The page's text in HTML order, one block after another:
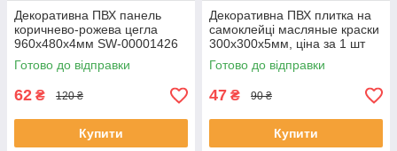
Декоративна ПВХ панель
коричнево-рожева цегла
960х480х4мм SW-00001426
Готово до відправки
62 ₴ 120 ₴
Купити
Декоративна ПВХ плитка на
самоклейці масляные краски
300х300х5мм, ціна за 1 шт
Готово до відправки
47 ₴ 90 ₴
Купити